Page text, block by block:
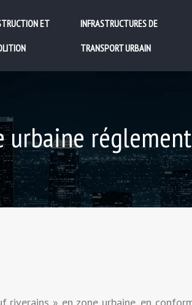
ET
INFRASTRUCTURES DE
TRANSPORT URBAIN
urbaine